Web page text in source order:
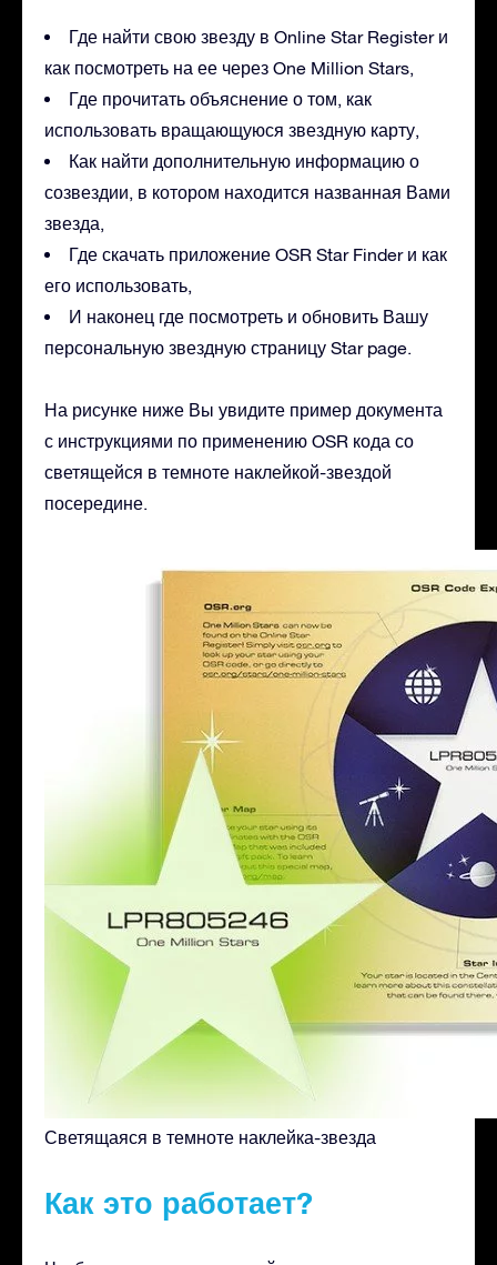
Где найти свою звезду в Online Star Register и
как посмотреть на ее через One Million Stars,
Где прочитать объяснение о том, как
использовать вращающуюся звездную карту,
Как найти дополнительную информацию о
созвездии, в котором находится названная Вами
звезда,
Где скачать приложение OSR Star Finder и как
его использовать,
И наконец где посмотреть и обновить Вашу
персональную звездную страницу Star page.
На рисунке ниже Вы увидите пример документа
с инструкциями по применению OSR кода со
светящейся в темноте наклейкой-звездой
посередине.
Светящаяся в темноте наклейка-звезда
Как это работает?